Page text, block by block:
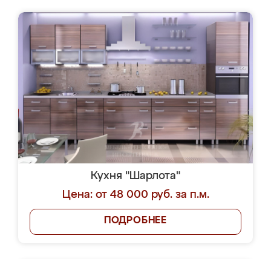
Кухня "Шарлота"
Цена: от 48 000 руб. за п.м.
ПОДРОБНЕЕ